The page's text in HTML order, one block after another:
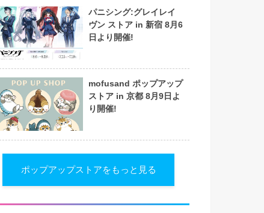
パニシング:グレイレイ
ヴン ストア in 新宿 8月6
日より開催!
mofusand ポップアップ
ストア in 京都 8月9日よ
り開催!
ポップアップストアをもっと見る